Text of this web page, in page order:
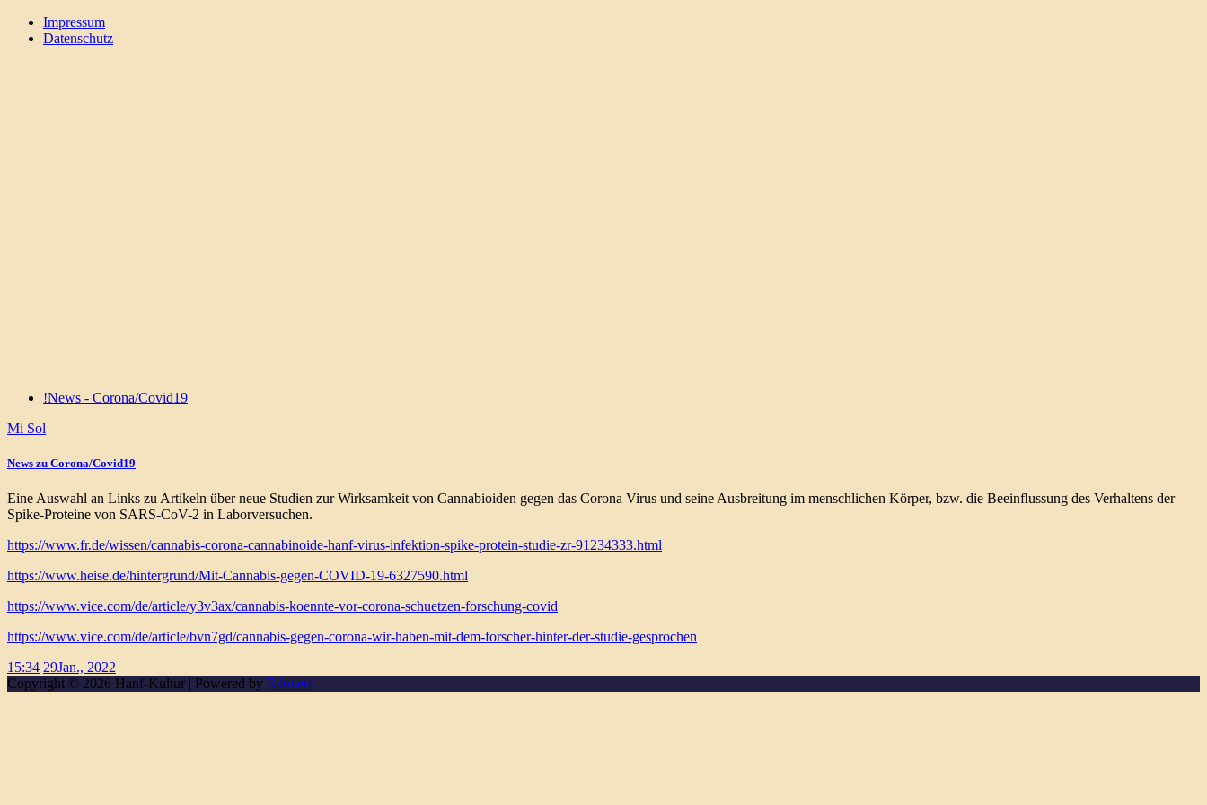
Zum
Inhalt
Hanf-
Hanf-
Impressum
Datenschutz
!News - Corona/Covid19
Mi Sol
News zu Corona/Covid19
Eine Auswahl an Links zu Artikeln über neue Studien zur Wirksamkeit von Cannabioiden gegen das Corona Virus und seine Ausbreitung im menschlichen Körper, bzw. die Beeinflussung des Verhaltens der
Spike-Proteine von SARS-CoV-2 in Laborversuchen.
https://www.fr.de/wissen/cannabis-corona-cannabinoide-hanf-virus-infektion-spike-protein-studie-zr-91234333.html
https://www.heise.de/hintergrund/Mit-Cannabis-gegen-COVID-19-6327590.html
https://www.vice.com/de/article/y3v3ax/cannabis-koennte-vor-corona-schuetzen-forschung-covid
https://www.vice.com/de/article/bvn7gd/cannabis-gegen-corona-wir-haben-mit-dem-forscher-hinter-der-studie-gesprochen
15:34 29Jan., 2022
Copyright © 2026 Hanf-Kultur | Powered by Eduvert